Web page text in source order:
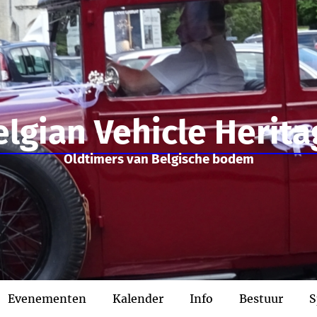
Vehicle
Oldtimers van Belgische bodem
Evenementen Kalender Info Bestuur